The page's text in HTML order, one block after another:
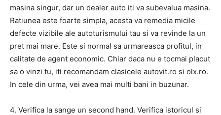
masina singur, dar un dealer auto iti va subevalua masina.
Ratiunea este foarte simpla, acesta va remedia micile
defecte vizibile ale autoturismului tau si va revinde la un
pret mai mare. Este si normal sa urmareasca profitul, in
calitate de agent economic. Chiar daca nu e tocmai placut
sa o vinzi tu, iti recomandam clasicele autovit.ro si olx.ro.
In cele din urma, vei avea mai multi bani in buzunar.
4. Verifica la sange un second hand. Verifica istoricul si